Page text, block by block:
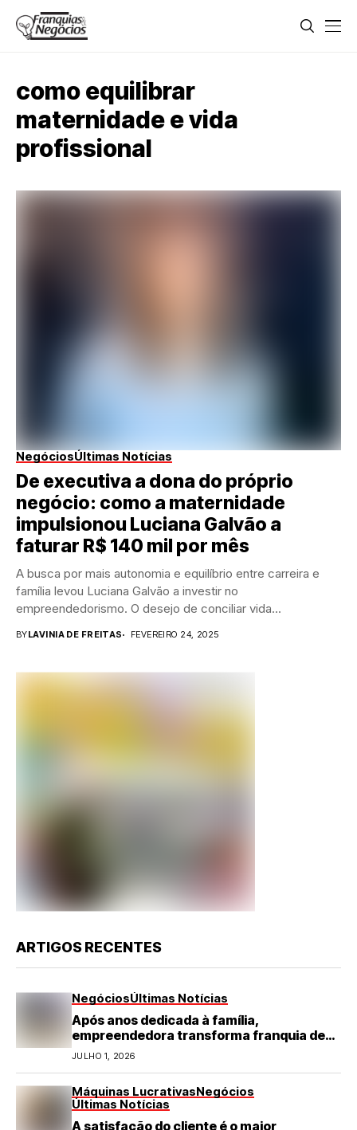
como equilibrar
maternidade e vida
profissional
NegóciosÚltimas Notícias
De executiva a dona do próprio
negócio: como a maternidade
impulsionou Luciana Galvão a
faturar R$ 140 mil por mês
A busca por mais autonomia e equilíbrio entre carreira e
família levou Luciana Galvão a investir no
empreendedorismo. O desejo de conciliar vida...
BYLAVINIA DE FREITAS FEVEREIRO 24, 2025
ARTIGOS RECENTES
NegóciosÚltimas Notícias
Após anos dedicada à família,
empreendedora transforma franquia de
turismo em negócio de destaque no RN
JULHO 1, 2026
Máquinas LucrativasNegócios
Últimas Notícias
A satisfação do cliente é o maior